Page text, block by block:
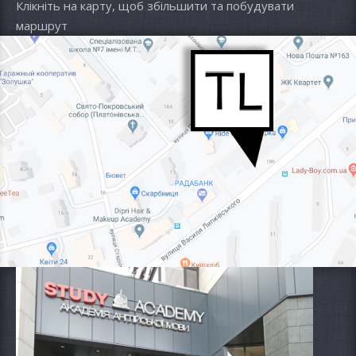
Клікніть на карту, щоб збільшити та побудувати
маршрут